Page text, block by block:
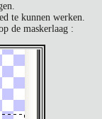
te kunnen werken.
de maskerlaag :